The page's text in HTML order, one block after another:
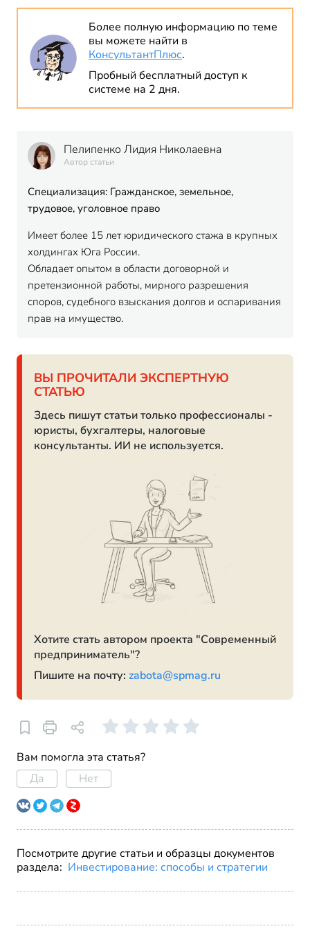
Более полную информацию по теме
вы можете найти в
КонсультантПлюс.
Пробный бесплатный доступ к
системе на 2 дня.
Пелипенко Лидия Николаевна
Автор статьи
Специализация: Гражданское, земельное,
трудовое, уголовное право
Имеет более 15 лет юридического стажа в крупных
холдингах Юга России.
Обладает опытом в области договорной и
претензионной работы, мирного разрешения
споров, судебного взыскания долгов и оспаривания
прав на имущество.
ВЫ ПРОЧИТАЛИ ЭКСПЕРТНУЮ
СТАТЬЮ
Здесь пишут статьи только профессионалы -
юристы, бухгалтеры, налоговые
консультанты. ИИ не используется.
Хотите стать автором проекта "Современный
предприниматель"?
Пишите на почту: zabota@spmag.ru
Вам помогла эта статья?
Да
Нет
Посмотрите другие статьи и образцы документов
раздела: Инвестирование: способы и стратегии